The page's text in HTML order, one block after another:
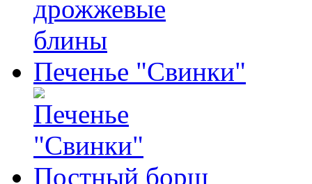
Печенье "Свинки"
Постный борщ